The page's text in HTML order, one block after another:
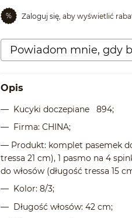
% Zaloguj się, aby wyświetlić
Powiadom mnie, gdy
Opis
— Kucyki doczepiane 894;
— Firma: CHINA;
— Produkt: komplet pasemek
tressa 21 cm), 1 pasmo na 4
do włosów (długość tressa 15
— Kolor: 8/3;
— Długość włosów: 42 cm;